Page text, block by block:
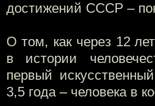
достижений СССР –
О том, как через 12
в истории
первый
3,5 года – человека в